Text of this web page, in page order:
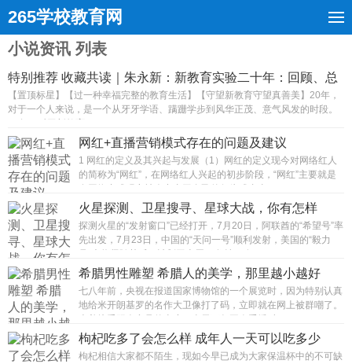
265学校教育网
小说资讯 列表
特别推荐 收藏共读｜朱永新：新教育实验二十年：回顾、总
结...
【置顶标星】【过一种幸福完整的教育生活】【守望新教育守望真善美】20年，
对于一个人来说，是一个从牙牙学语、蹒跚学步到风华正茂、意气风发的时段。
网红+直播营销模式存在的问题及建议
1 网红的定义及其兴起与发展（1）网红的定义现今对网络红人
的简称为“网红”，在网络红人兴起的初步阶段，“网红”主要就是
火星探测、卫星搜寻、星球大战，你有怎样
的“天问”？
探测火星的“发射窗口”已经打开，7月20日，阿联酋的“希望号”率
先出发，7月23日，中国的“天问一号”顺利发射，美国的“毅力
希腊男性雕塑 希腊人的美学，那里越小越好
七八年前，央视在报道国家博物馆的一个展览时，因为特别认真
地给米开朗基罗的名作大卫像打了码，立即就在网上被群嘲了。
枸杞吃多了会怎么样 成年人一天可以吃多少
枸杞相信大家都不陌生，现如今早已成为大家保温杯中的不可缺